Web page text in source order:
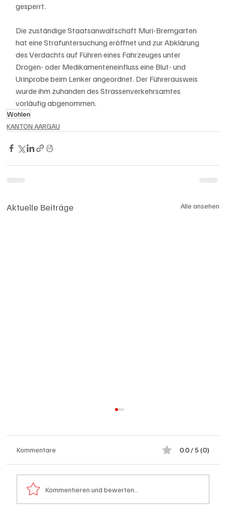
gesperrt.
Die zuständige Staatsanwaltschaft Muri-Bremgarten
hat eine Strafuntersuchung eröffnet und zur Abklärung
des Verdachts auf Führen eines Fahrzeuges unter
Drogen- oder Medikamenteneinfluss eine Blut- und
Urinprobe beim Lenker angeordnet. Der Führerausweis
wurde ihm zuhanden des Strassenverkehrsamtes
vorläufig abgenommen.
Wohlen
KANTON AARGAU
Aktuelle Beiträge Alle ansehen
Kommentare 0.0 / 5 (0)
Kommentieren und bewerten...